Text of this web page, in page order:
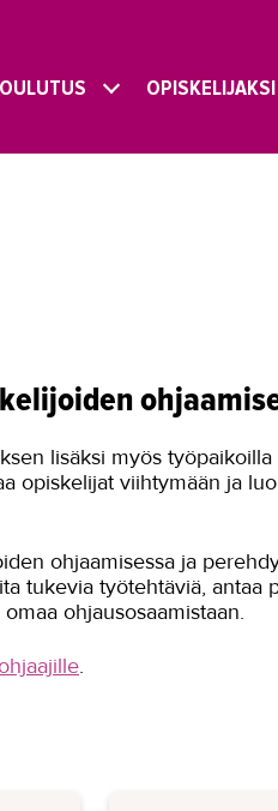
OPISKELIJAKSI
lisäksi myös työpaikoilla
opiskelijat viihtymään ja
ohjaamisessa ja
tukevia työtehtäviä, antaa
ohjausosaamistaan.
.